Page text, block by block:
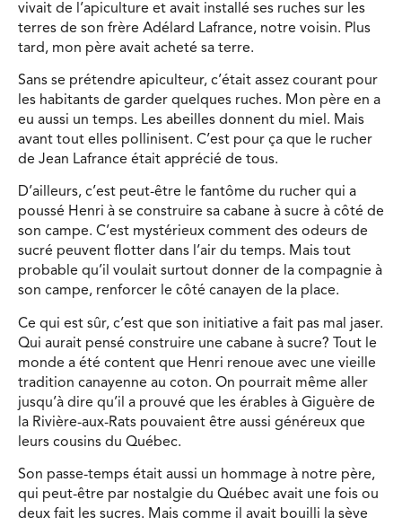
vivait de l’apiculture et avait installé ses ruches sur les
terres de son frère Adélard Lafrance, notre voisin. Plus
tard, mon père avait acheté sa terre.
Sans se prétendre apiculteur, c’était assez courant pour
les habitants de garder quelques ruches. Mon père en a
eu aussi un temps. Les abeilles donnent du miel. Mais
avant tout elles pollinisent. C’est pour ça que le rucher
de Jean Lafrance était apprécié de tous.
D’ailleurs, c’est peut-être le fantôme du rucher qui a
poussé Henri à se construire sa cabane à sucre à côté de
son campe. C’est mystérieux comment des odeurs de
sucré peuvent flotter dans l’air du temps. Mais tout
probable qu’il voulait surtout donner de la compagnie à
son campe, renforcer le côté canayen de la place.
Ce qui est sûr, c’est que son initiative a fait pas mal jaser.
Qui aurait pensé construire une cabane à sucre? Tout le
monde a été content que Henri renoue avec une vieille
tradition canayenne au coton. On pourrait même aller
jusqu’à dire qu’il a prouvé que les érables à Giguère de
la Rivière-aux-Rats pouvaient être aussi généreux que
leurs cousins du Québec.
Son passe-temps était aussi un hommage à notre père,
qui peut-être par nostalgie du Québec avait une fois ou
deux fait les sucres. Mais comme il avait bouilli la sève